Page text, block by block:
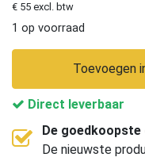
€ 55 excl. btw
1 op voorraad
Toevoegen
Direct leverbaar
De
De nieuwste